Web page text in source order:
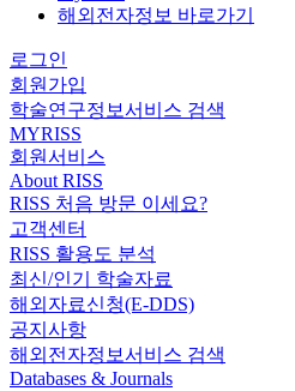
해외전자정보 바로가기
로그인
회원가입
학술연구정보서비스 검색
MYRISS
회원서비스
About RISS
RISS 처음 방문 이세요?
고객센터
RISS 활용도 분석
최신/인기 학술자료
해외자료신청(E-DDS)
공지사항
해외전자정보서비스 검색
Databases & Journals